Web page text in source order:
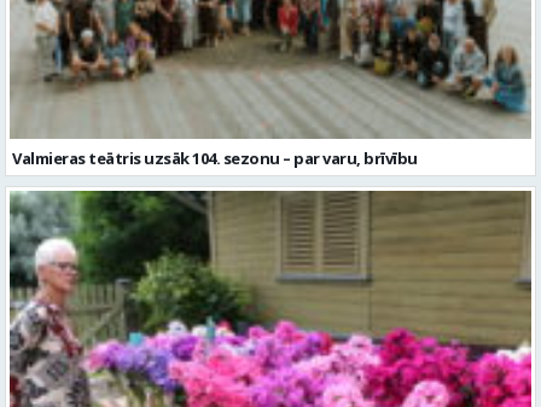
Valmieras teātris uzsāk 104. sezonu – par varu, brīvību